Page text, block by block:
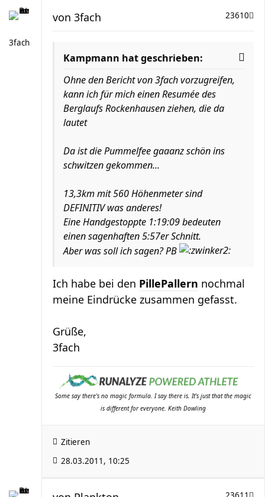
3fach
23610
von 3fach
Kampmann hat geschrieben:
Ohne den Bericht von 3fach vorzugreifen,
kann ich für mich einen Resumée des
Berglaufs Rockenhausen ziehen, die da
lautet
Da ist die Pummelfee gaaanz schön ins
schwitzen gekommen...
13,3km mit 560 Höhenmeter sind
DEFINITIV was anderes!
Eine Handgestoppte 1:19:09 bedeuten
einen sagenhaften 5:57er Schnitt.
Aber was soll ich sagen? PB
Ich habe bei den PillePallern nochmal
meine Eindrücke zusammen gefasst.
Grüße,
3fach
Some say there's no magic formula. I say there is. It's just that the magic
is different for everyone. Keith Dowling
Zitieren
28.03.2011, 10:25